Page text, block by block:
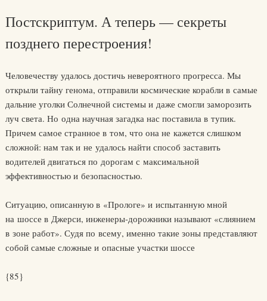
Постскриптум. А теперь — секреты
позднего перестроения!
Человечеству удалось достичь невероятного прогресса. Мы
открыли тайну генома, отправили космические корабли в самые
дальние уголки Солнечной системы и даже смогли заморозить
луч света. Но одна научная загадка нас поставила в тупик.
Причем самое странное в том, что она не кажется слишком
сложной: нам так и не удалось найти способ заставить
водителей двигаться по дорогам с максимальной
эффективностью и безопасностью.
Ситуацию, описанную в «Прологе» и испытанную мной
на шоссе в Джерси, инженеры-дорожники называют «слиянием
в зоне работ». Судя по всему, именно такие зоны представляют
собой самые сложные и опасные участки шоссе
{85}